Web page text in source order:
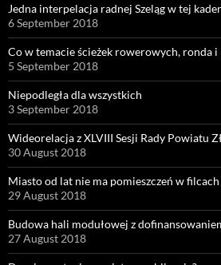
Jedna interpelacja radnej Szeląg w tej
6 September 2018
Co w temacie ścieżek rowerowych, ronda
5 September 2018
Niepodległa dla wszystkich
3 September 2018
Wideorelacja z XLVIII Sesji Rady Powiatu
30 August 2018
Miasto od lat nie ma pomieszczeń w filcach
29 August 2018
Budowa hali modułowej z
27 August 2018